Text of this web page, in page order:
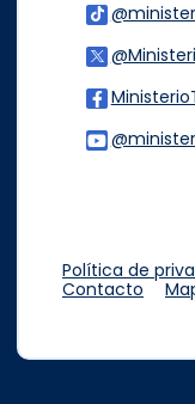
Política de
Contacto